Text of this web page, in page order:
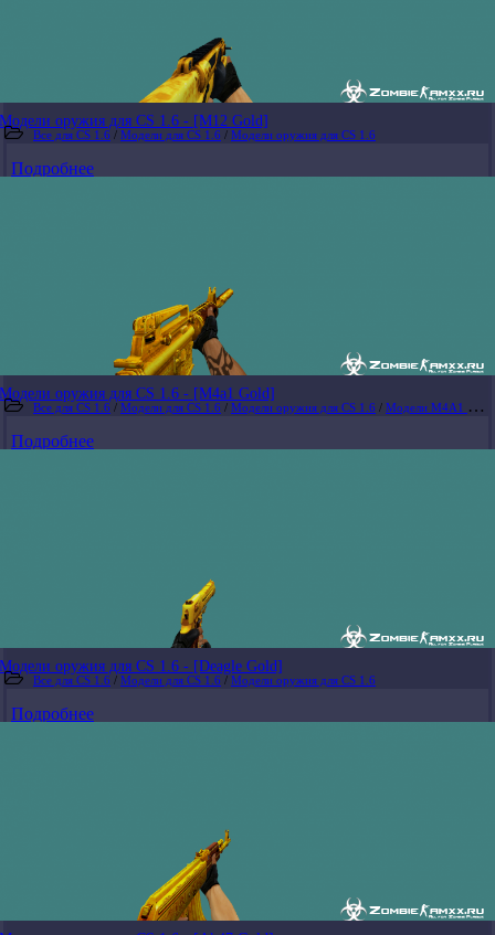
Модели оружия для CS 1.6 - [M12 Gold]
Все для CS 1.6 / Модели для CS 1.6 / Модели оружия для CS 1.6
Подробнее
Модели оружия для CS 1.6 - [M4a1 Gold]
Все для CS 1.6 / Модели для CS 1.6 / Модели оружия для CS 1.6 / Модели M4A1 для CS 1.6
Подробнее
Модели оружия для CS 1.6 - [Deagle Gold]
Все для CS 1.6 / Модели для CS 1.6 / Модели оружия для CS 1.6
Подробнее